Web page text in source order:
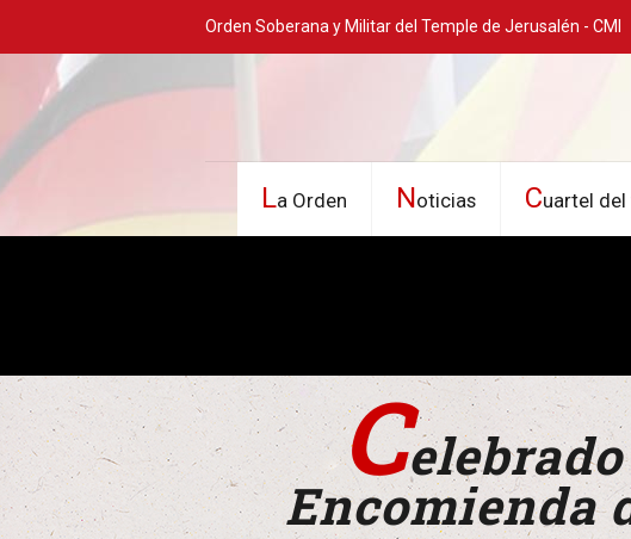
Orden Soberana y Militar del Temple de Jerusalén - CMI
La Orden Noticias Cuartel
C
Encomienda